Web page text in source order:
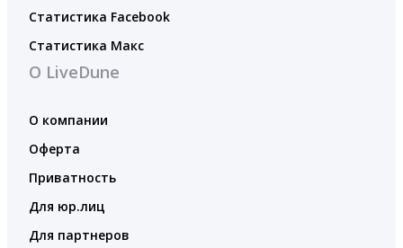
Статистика Facebook
Статистика Макс
О LiveDune
О компании
Оферта
Приватность
Для юр.лиц
Для партнеров